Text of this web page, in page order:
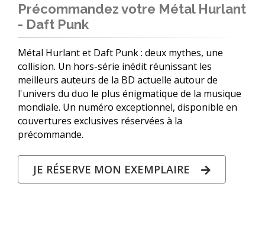
Précommandez votre Métal Hurlant
- Daft Punk
Métal Hurlant et Daft Punk : deux mythes, une
collision. Un hors-série inédit réunissant les
meilleurs auteurs de la BD actuelle autour de
l'univers du duo le plus énigmatique de la musique
mondiale. Un numéro exceptionnel, disponible en
couvertures exclusives réservées à la
précommande.
JE RÉSERVE MON EXEMPLAIRE